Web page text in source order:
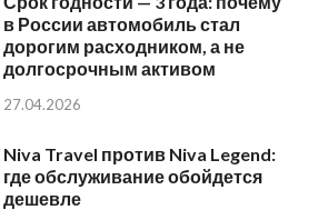
в России автомобиль стал
дорогим расходником, а не
долгосрочным активом
27.04.2026
Niva Travel против Niva Legend:
где обслуживание обойдется
дешевле